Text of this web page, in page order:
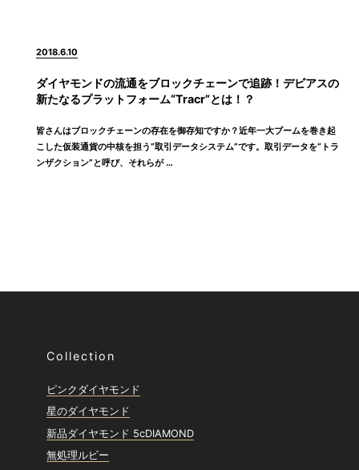
2018.6.10
ダイヤモンドの流通をブロックチェーンで追跡！デビアスの
新たなるプラットフォーム“Tracr”とは！？
皆さんはブロックチェーンの存在を御存知ですか？近年一大ブームを巻き起
こした仮装通貨の中核を担う“取引データシステム”です。取引データを“トラ
ンザクション”と呼び、それらが …
Collection
ピンクダイヤモンド
星のダイヤモンド
新品ダイヤモンド 5cDIAMOND
無処理ルビー